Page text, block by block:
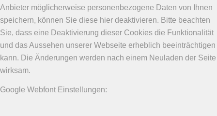
Anbieter möglicherweise personenbezogene Daten von Ihnen
speichern, können Sie diese hier deaktivieren. Bitte beachten
Sie, dass eine Deaktivierung dieser Cookies die Funktionalität
und das Aussehen unserer Webseite erheblich beeinträchtigen
kann. Die Änderungen werden nach einem Neuladen der Seite
wirksam.
Google Webfont Einstellungen: